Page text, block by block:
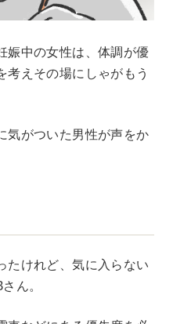
娠中の女性は、体調が優
えその場にしゃがもう
気がついた男性が声をか
たけれど、気に入らない
ん。